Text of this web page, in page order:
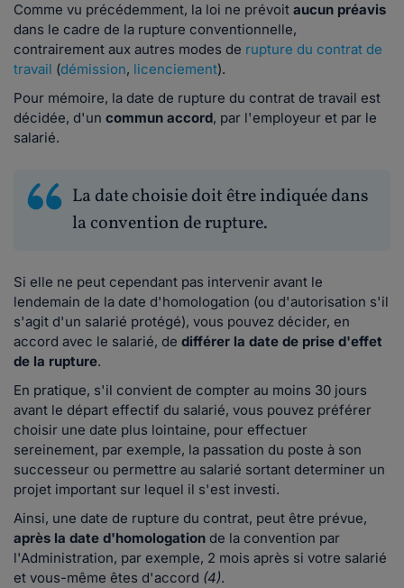
Comme vu précédemment, la loi ne prévoit aucun préavis
dans le cadre de la rupture conventionnelle,
contrairement aux autres modes de rupture du contrat de
travail (démission, licenciement).
Pour mémoire, la date de rupture du contrat de travail est
décidée, d'un commun accord, par l'employeur et par le
salarié.
La date choisie doit être indiquée dans
la convention de rupture.
Si elle ne peut cependant pas intervenir avant le
lendemain de la date d'homologation (ou d'autorisation s'il
s'agit d'un salarié protégé), vous pouvez décider, en
accord avec le salarié, de différer la date de prise d'effet
de la rupture.
En pratique, s'il convient de compter au moins 30 jours
avant le départ effectif du salarié, vous pouvez préférer
choisir une date plus lointaine, pour effectuer
sereinement, par exemple, la passation du poste à son
successeur ou permettre au salarié sortant determiner un
projet important sur lequel il s'est investi.
Ainsi, une date de rupture du contrat, peut être prévue,
après la date d'homologation de la convention par
l'Administration, par exemple, 2 mois après si votre salarié
et vous-même êtes d'accord (4).